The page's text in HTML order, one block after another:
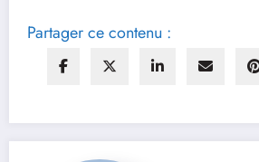
Partager ce contenu :